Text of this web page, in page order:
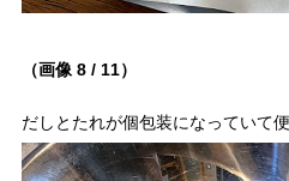
（画像 8 / 11）
だしとたれが個包装になっていて便